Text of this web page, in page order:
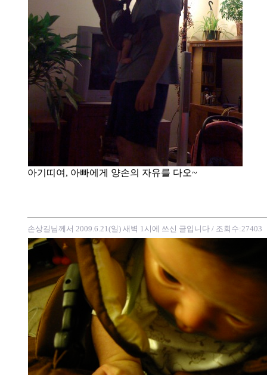
아기띠여, 아빠에게 양손의 자유를 다오~
손상길님께서 2009.6.21(일) 새벽 1시에 쓰신 글입니다 / 조회수:27403